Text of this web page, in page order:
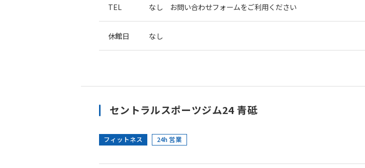
TEL なし お問い合わせフォームをご利用ください
休館日 なし
セントラルスポーツジム24 青砥
フィットネス 24h 営業